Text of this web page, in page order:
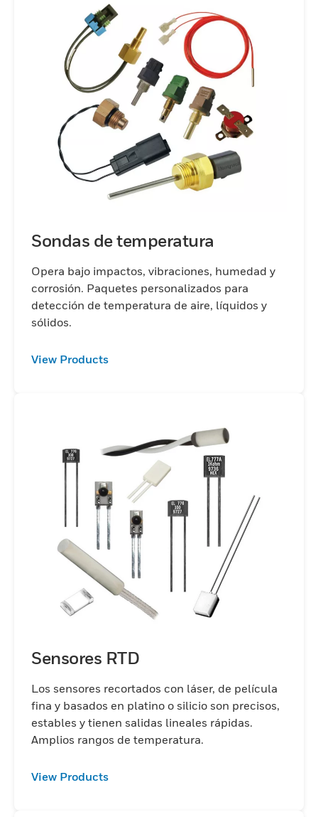
mejoradas con sólidas plataformas
tecnológicas estándar. Los sensores de
temperatura de Honeywell están diseñados
con una amplia variedad de carcasas y
estilos de terminación y plataformas fáciles
de personalizar.
Sondas de temperatura
Opera bajo impactos, vibraciones, humedad y
corrosión. Paquetes personalizados para
detección de temperatura de aire, líquidos y
sólidos.
View Products
Sensores RTD
Los sensores recortados con láser, de película
fina y basados ​​en platino o silicio son precisos,
estables y tienen salidas lineales rápidas.
Amplios rangos de temperatura.
View Products